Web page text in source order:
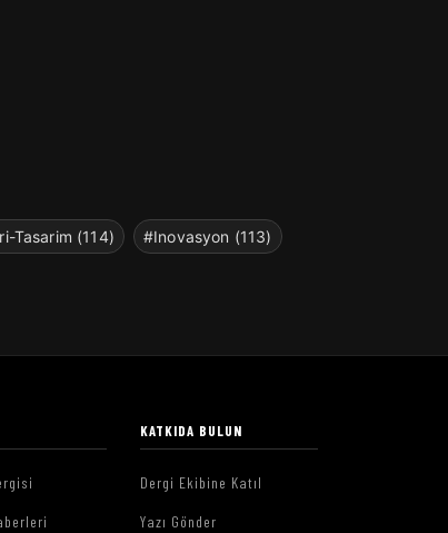
Tasarim (114) #Inovasyon (113)
KATKIDA BULUN
Dergi Ekibine Katıl
Yazı Gönder